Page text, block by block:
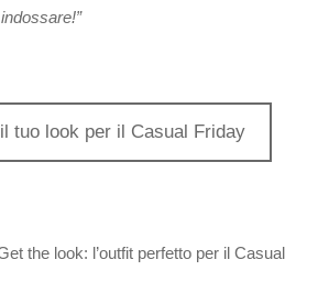
tuo look per il Casual Friday
the look: l’outfit perfetto per il Casual